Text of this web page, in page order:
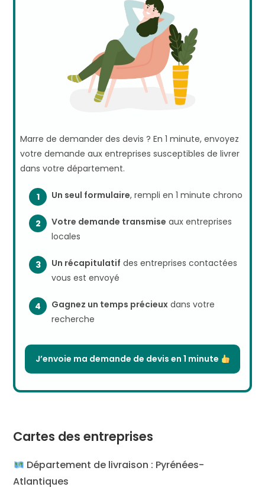
Marre de demander des devis ? En 1 minute, envoyez
votre demande aux entreprises susceptibles de livrer
dans votre département.
Un seul formulaire, rempli en 1 minute chrono
Votre demande transmise aux entreprises
locales
Un récapitulatif des entreprises contactées
vous est envoyé
Gagnez un temps précieux dans votre
recherche
J’envoie ma demande de devis en 1 minute
Cartes des entreprises
Département de livraison : Pyrénées-
Atlantiques